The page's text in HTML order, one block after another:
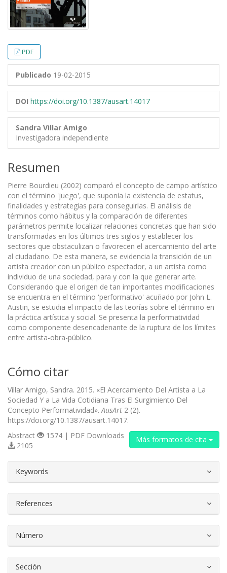
PDF
Publicado 19-02-2015
DOI https://doi.org/10.1387/ausart.14017
Sandra Villar Amigo
Investigadora independiente
Resumen
Pierre Bourdieu (2002) comparó el concepto de campo artístico
con el término 'juego', que suponía la existencia de estatus,
finalidades y estrategias para conseguirlas. El análisis de
términos como hábitus y la comparación de diferentes
parámetros permite localizar relaciones concretas que han sido
transformadas en los últimos tres siglos y establecer los
sectores que obstaculizan o favorecen el acercamiento del arte
al ciudadano. De esta manera, se evidencia la transición de un
artista creador con un público espectador, a un artista como
individuo de una sociedad, para y con la que generar arte.
Considerando que el origen de tan importantes modificaciones
se encuentra en el término 'performativo' acuñado por John L.
Austin, se estudia el impacto de las teorías sobre el término en
la práctica artística y social. Se presenta la performatividad
como componente desencadenante de la ruptura de los límites
entre artista-obra-público.
Cómo citar
Villar Amigo, Sandra. 2015. «El Acercamiento Del Artista a La
Sociedad Y a La Vida Cotidiana Tras El Surgimiento Del
Concepto Performatividad». AusArt 2 (2).
https://doi.org/10.1387/ausart.14017.
Más formatos de cita
Abstract
1574 | PDF Downloads
2105
Keywords
References
Número
Sección